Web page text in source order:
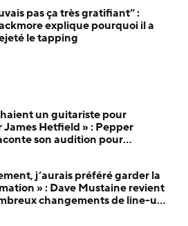
pas ça très gratifiant” :
explique pourquoi il a
le tapping
un guitariste pour
James Hetfield » : Pepper
son audition pour
j’aurais préféré garder la
» : Dave Mustaine revient
changements de line-up